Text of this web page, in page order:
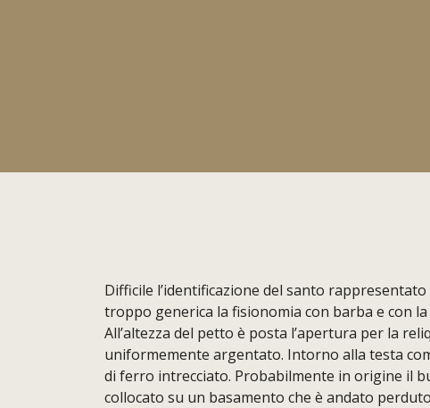
Difficile l’identificazione del santo
troppo generica la fisionomia con barba e con
All’altezza del petto è posta l’apertura per la
uniformemente argentato. Intorno alla testa
di ferro intrecciato. Probabilmente in origine il
collocato su un basamento che è andato